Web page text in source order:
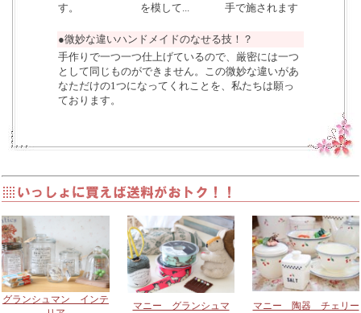
す。
を模して...
手で施されます
●微妙な違いハンドメイドのなせる技！？
手作りで一つ一つ仕上げているので、厳密には一つ
として同じものができません。この微妙な違いがあ
なただけの1つになってくれことを、私たちは願っ
ております。
グランシュマン インテ
マニー グランシュマ
マニー 陶器 チェリー